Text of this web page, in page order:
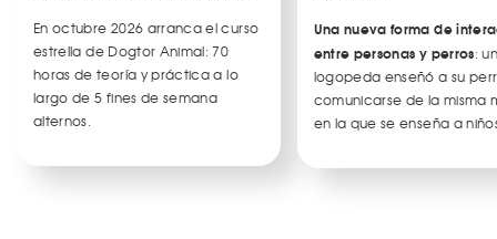
En octubre 2026 arranca el curso
estrella de Dogtor Animal: 70
horas de teoría y práctica a lo
largo de 5 fines de semana
alternos.
Una nueva forma de
entre personas y perros:
logopeda enseñó a su
comunicarse de la misma
en la que se enseña a